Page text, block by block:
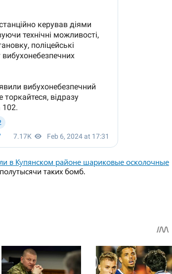
в Купянском районе шариковые осколочные
таких бомб.